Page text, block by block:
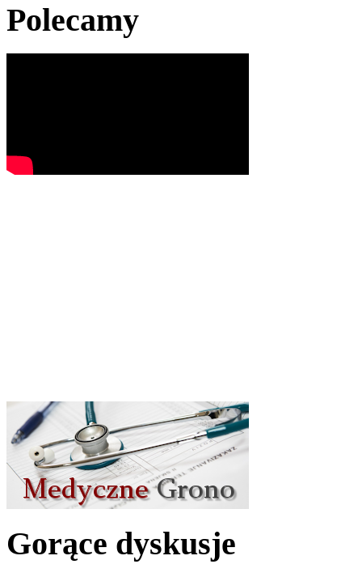
Polecamy
Gorące dyskusje